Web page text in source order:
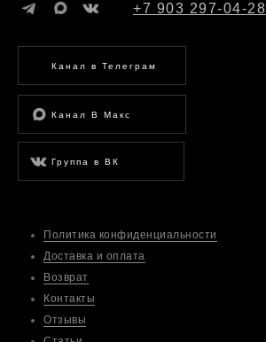
Политика конфиденциальности
Доставка и оплата
Возврат
Контакты
Отзывы
+7 903 297-04-28
Канал В Макс
Группа в ВК
Канал в Телеграм